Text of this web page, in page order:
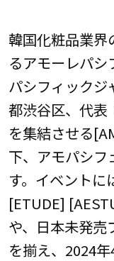
韓国化粧品業界
るアモーレパ
パシフィックジ
都渋谷区、代表
を集結させる
下、アモパシフ
す。イベントに
[ETUDE]
や、日本未発売
を揃え、2024